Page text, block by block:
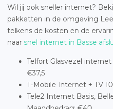
Wil jij ook sneller internet?
pakketten in de omgeving
telkens de kosten en de
naar snel internet in Basse
Telfort Glasvezel
€37,5
T-Mobile Internet + TV
Tele2 Internet Basis,